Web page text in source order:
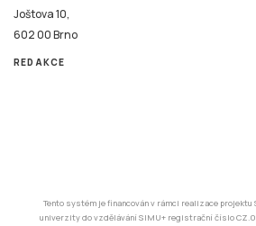
REDAKCE
Tento systém je financován v rámci realizace